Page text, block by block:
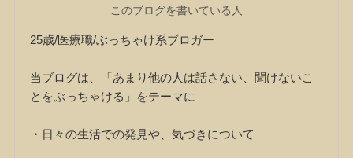
このブログを書いている人
25歳/医療職/ぶっちゃけ系ブロガー
当ブログは、「あまり他の人は話さない、聞けないこ
とをぶっちゃける」をテーマに
・日々の生活での発見や、気づきについて